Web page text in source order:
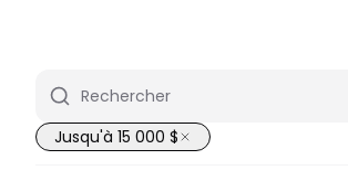
Jusqu'à 15 000 $
Très bonne offre